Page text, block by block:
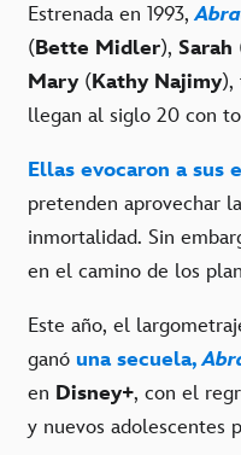
Estrenada en 1993,
(Bette Midler), Sarah
Mary (Kathy Najimy),
llegan al siglo 20 con
Ellas evocaron a sus
pretenden aprovechar
inmortalidad. Sin
en el camino de los
Este año, el
ganó una secuela,
en Disney+, con el
y nuevos adolescentes